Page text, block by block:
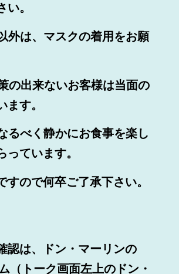
。
外は、マスクの着用をお願
の出来ないお客様は当面の
ます。
るべく静かにお食事を楽し
っています。
すので何卒ご了承下さい。
認は、ドン・マーリンの
（トーク画面左上のドン・